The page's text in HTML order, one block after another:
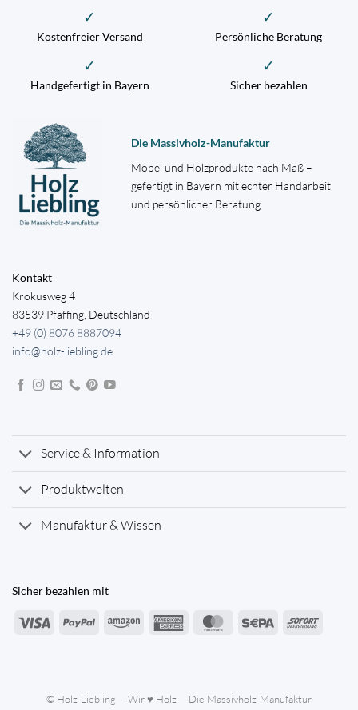
✓
Kostenfreier Versand
✓
Persönliche Beratung
✓
Handgefertigt in Bayern
✓
Sicher bezahlen
Die Massivholz-Manufaktur
Möbel und Holzprodukte nach Maß –
gefertigt in Bayern mit echter Handarbeit
und persönlicher Beratung.
Kontakt
Krokusweg 4
83539 Pfaffing, Deutschland
+49 (0) 8076 8887094
info@holz-liebling.de
Service & Information
Produktwelten
Manufaktur & Wissen
Sicher bezahlen mit
Visa PayPal Amazon
American
MasterCardSepa Sofort
© Holz-Liebling Wir ♥ Holz Die Massivholz-Manufaktur